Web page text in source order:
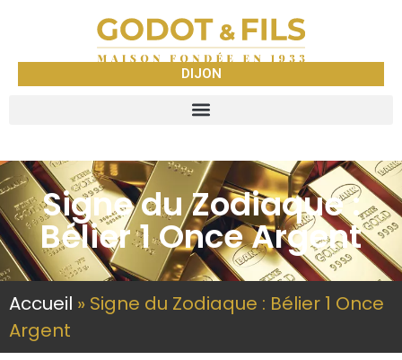
DIJON
Signe du Zodiaque :
Bélier 1 Once Argent
Accueil » Signe du Zodiaque : Bélier 1 Once
Argent